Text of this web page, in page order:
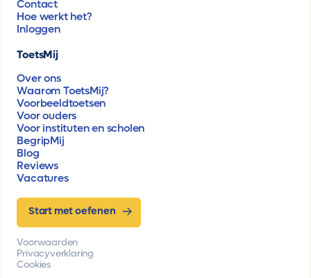
Contact
Hoe werkt het?
Inloggen
ToetsMij
Over ons
Waarom ToetsMij?
Voorbeeldtoetsen
Voor ouders
Voor instituten en scholen
BegripMij
Blog
Reviews
Vacatures
Start met oefenen
Voorwaarden
Privacyverklaring
Cookies